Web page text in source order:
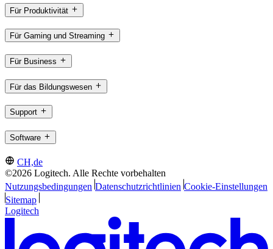
Für Produktivität
Für Gaming und Streaming
Für Business
Für das Bildungswesen
Support
Software
CH,de
©2026 Logitech. Alle Rechte vorbehalten
Nutzungsbedingungen Datenschutzrichtlinien Cookie-Einstellungen
Sitemap
Logitech